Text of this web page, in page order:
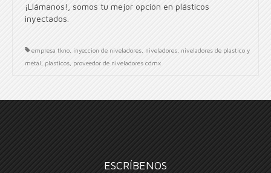
¡Llámanos!, somos tu mejor opción en plásticos
inyectados.
empresa tkno inyeccion de niveladores niveladores niveladores de plastico y
metal
plasticos proveedor de niveladores cdmx
ESCRÍBENOS